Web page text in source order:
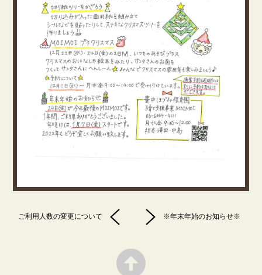
ご利用人数の変更について ※年末年始のお知らせ※